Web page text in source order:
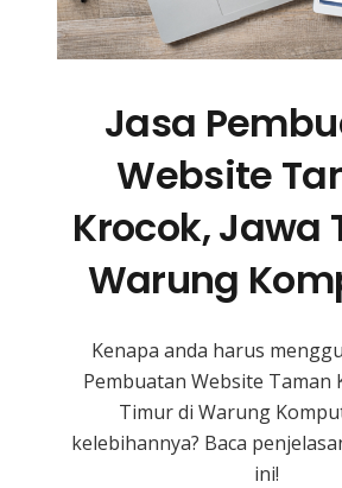
Jasa
Website
Krocok, Jawa
Warung
Kenapa anda harus
Pembuatan Website Taman
Timurdi Warung
kelebihannya? Baca
ini!